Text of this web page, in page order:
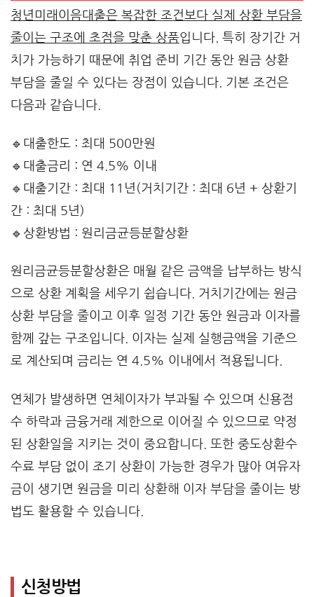
청년미래이음대출은 복잡한 조건보다 실제 상환 부담을
줄이는 구조에 초점을 맞춘 상품입니다. 특히 장기간 거
치가 가능하기 때문에 취업 준비 기간 동안 원금 상환
부담을 줄일 수 있다는 장점이 있습니다. 기본 조건은
다음과 같습니다.
🔹대출한도 : 최대 500만원
🔹대출금리 : 연 4.5% 이내
🔹대출기간 : 최대 11년(거치기간 : 최대 6년 + 상환기
간 : 최대 5년)
🔹상환방법 : 원리금균등분할상환
원리금균등분할상환은 매월 같은 금액을 납부하는 방식
으로 상환 계획을 세우기 쉽습니다. 거치기간에는 원금
상환 부담을 줄이고 이후 일정 기간 동안 원금과 이자를
함께 갚는 구조입니다. 이자는 실제 실행금액을 기준으
로 계산되며 금리는 연 4.5% 이내에서 적용됩니다.
연체가 발생하면 연체이자가 부과될 수 있으며 신용점
수 하락과 금융거래 제한으로 이어질 수 있으므로 약정
된 상환일을 지키는 것이 중요합니다. 또한 중도상환수
수료 부담 없이 조기 상환이 가능한 경우가 많아 여유자
금이 생기면 원금을 미리 상환해 이자 부담을 줄이는 방
법도 활용할 수 있습니다.
신청방법